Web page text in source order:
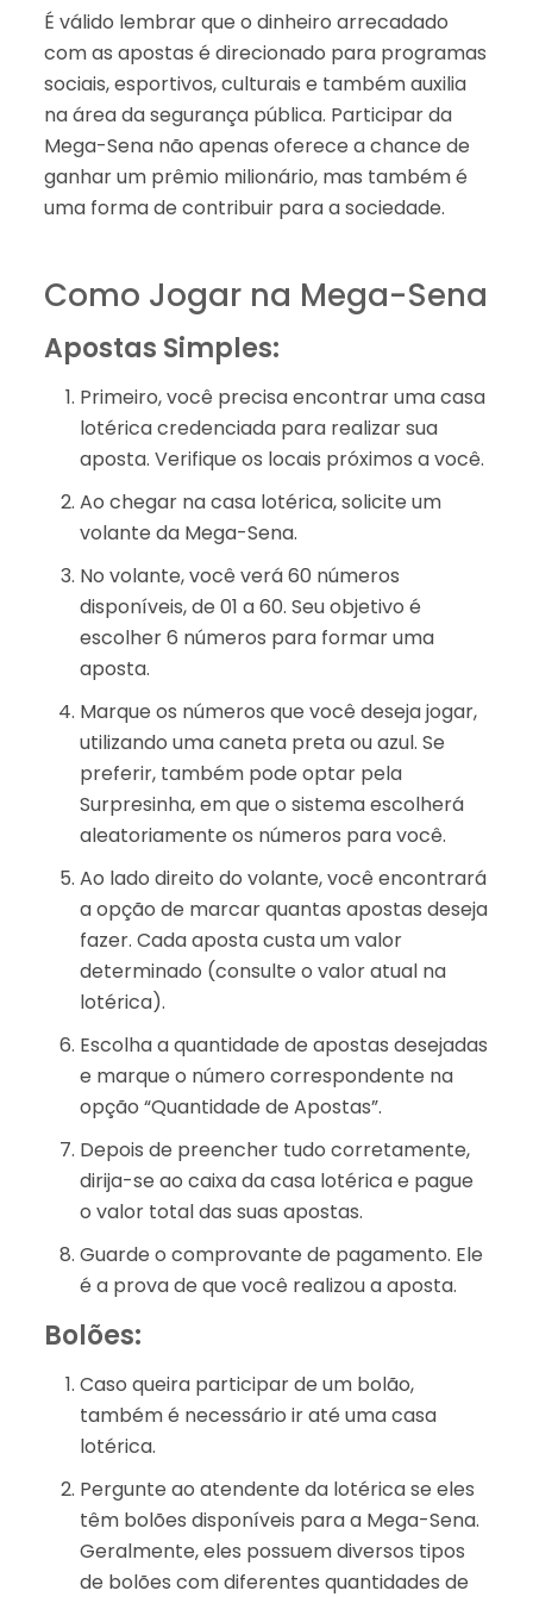
É válido lembrar que o dinheiro arrecadado
com as apostas é direcionado para programas
sociais, esportivos, culturais e também auxilia
na área da segurança pública. Participar da
Mega-Sena não apenas oferece a chance de
ganhar um prêmio milionário, mas também é
uma forma de contribuir para a sociedade.
Como Jogar na Mega-Sena
Apostas Simples:
Primeiro, você precisa encontrar uma casa
lotérica credenciada para realizar sua
aposta. Verifique os locais próximos a você.
Ao chegar na casa lotérica, solicite um
volante da Mega-Sena.
No volante, você verá 60 números
disponíveis, de 01 a 60. Seu objetivo é
escolher 6 números para formar uma
aposta.
Marque os números que você deseja jogar,
utilizando uma caneta preta ou azul. Se
preferir, também pode optar pela
Surpresinha, em que o sistema escolherá
aleatoriamente os números para você.
Ao lado direito do volante, você encontrará
a opção de marcar quantas apostas deseja
fazer. Cada aposta custa um valor
determinado (consulte o valor atual na
lotérica).
Escolha a quantidade de apostas desejadas
e marque o número correspondente na
opção “Quantidade de Apostas”.
Depois de preencher tudo corretamente,
dirija-se ao caixa da casa lotérica e pague
o valor total das suas apostas.
Guarde o comprovante de pagamento. Ele
é a prova de que você realizou a aposta.
Bolões:
Caso queira participar de um bolão,
também é necessário ir até uma casa
lotérica.
Pergunte ao atendente da lotérica se eles
têm bolões disponíveis para a Mega-Sena.
Geralmente, eles possuem diversos tipos
de bolões com diferentes quantidades de